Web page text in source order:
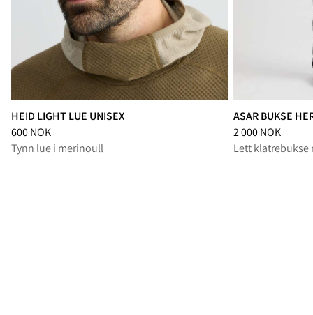
HEID LIGHT LUE UNISEX
Pris:600 NOK, redusert fra 600 NOK
600 NOK
Tynn lue i merinoull
ASAR BUKSE
Pris:2 000 NOK,
2 000 NOK